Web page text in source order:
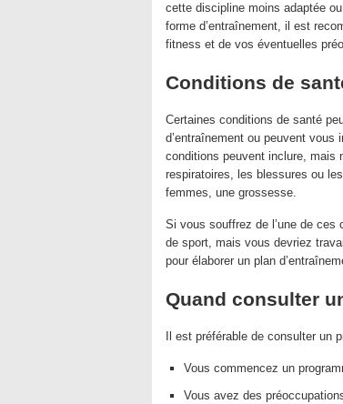
cette discipline moins adaptée
forme d’entraînement, il est
fitness et de vos éventuelles
Conditions de
Certaines conditions de santé
d’entraînement ou peuvent
conditions peuvent inclure, mais
respiratoires, les blessures ou
femmes, une grossesse.
Si vous souffrez de l’une de
de sport, mais vous devriez
pour élaborer un plan
Quand consulter
Il est préférable de consulter
Vous commencez un
Vous avez des